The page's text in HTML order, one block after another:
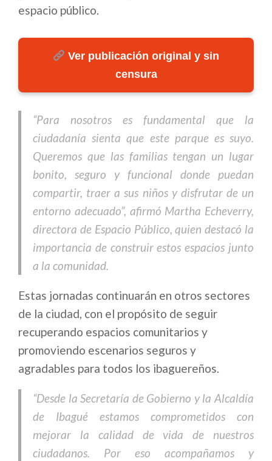
espacio público.
Ver publicación original y sin
censura
“Para nosotros es fundamental que la
ciudadanía sienta que este parque es suyo.
Queremos que las familias tengan un lugar
bonito, seguro y funcional donde puedan
compartir, traer a sus niños y disfrutar de un
entorno adecuado”, afirmó Martha Echeverry,
directora de Espacio Público, quien destacó la
importancia de construir estos espacios junto
a la comunidad.
Estas jornadas continuarán en otros sectores
de la ciudad, con el propósito de seguir
recuperando espacios comunitarios y
promoviendo escenarios seguros y
agradables para todos los ibaguereños.
“Desde la Secretaría de Gobierno y la Alcaldía
de Ibagué estamos comprometidos con
mejorar la calidad de vida de nuestros
ciudadanos. Por eso acompañamos y